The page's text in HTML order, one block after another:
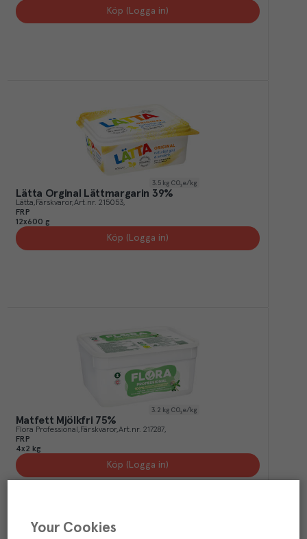
Köp (Logga in)
3.5 kg CO₂e/kg
Lätta Orginal Lättmargarin 39%
Lätta Färskvaror Art.nr. 215053
FRP
12x600 g
Köp (Logga in)
3.2 kg CO₂e/kg
Matfett Mjölkfri 75%
Flora Professional Färskvaror Art.nr. 217287
FRP
4x2 kg
Köp (Logga in)
Your Cookies